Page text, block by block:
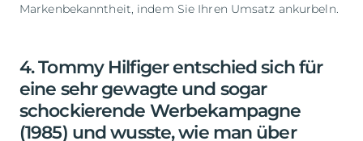
Markenbekanntheit, indem Sie Ihren Umsatz ankurbeln.
4. Tommy Hilfiger entschied sich für
eine sehr gewagte und sogar
schockierende Werbekampagne
(1985) und wusste, wie man über